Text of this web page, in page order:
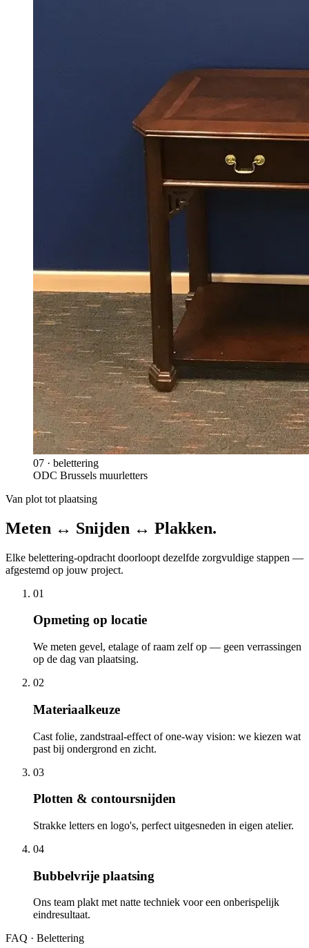
07 · belettering
ODC Brussels muurletters
Van plot tot plaatsing
Meten ↔ Snijden ↔ Plakken.
Elke belettering-opdracht doorloopt dezelfde zorgvuldige stappen —
afgestemd op jouw project.
01
Opmeting op locatie
We meten gevel, etalage of raam zelf op — geen verrassingen
op de dag van plaatsing.
02
Materiaalkeuze
Cast folie, zandstraal-effect of one-way vision: we kiezen wat
past bij ondergrond en zicht.
03
Plotten & contoursnijden
Strakke letters en logo's, perfect uitgesneden in eigen atelier.
04
Bubbelvrije plaatsing
Ons team plakt met natte techniek voor een onberispelijk
eindresultaat.
FAQ · Belettering